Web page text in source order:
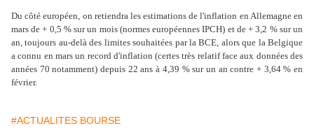
Du côté européen, on retiendra les estimations de l'inflation en Allemagne en
mars de + 0,5 % sur un mois (normes européennes IPCH) et de + 3,2 % sur un
an, toujours au-delà des limites souhaitées par la BCE, alors que la Belgique
a connu en mars un record d'inflation (certes très relatif face aux données des
années 70 notamment) depuis 22 ans à 4,39 % sur un an contre + 3,64 % en
février.
#ACTUALITES BOURSE